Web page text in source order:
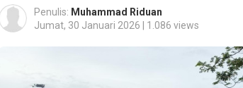
Penulis: Muhammad Riduan
Jumat, 30 Januari 2026 | 1.086 views